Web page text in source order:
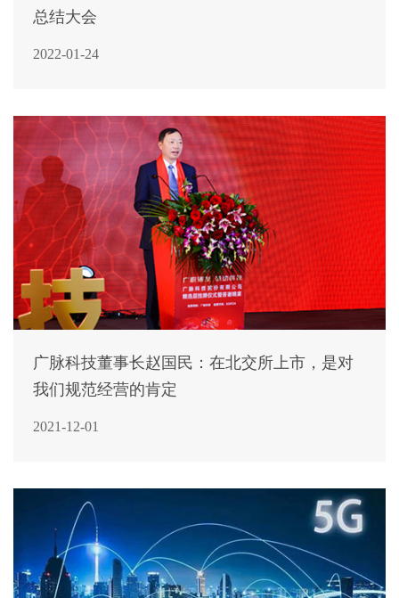
总结大会
2022-01-24
广脉科技董事长赵国民：在北交所上市，是对
我们规范经营的肯定
2021-12-01